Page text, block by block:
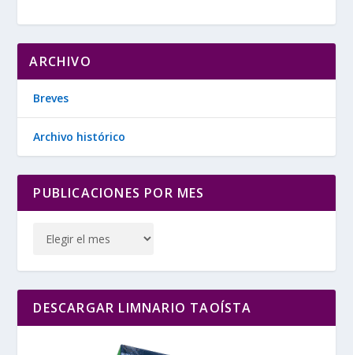
ARCHIVO
Breves
Archivo histórico
PUBLICACIONES POR MES
DESCARGAR LIMNARIO TAOÍSTA